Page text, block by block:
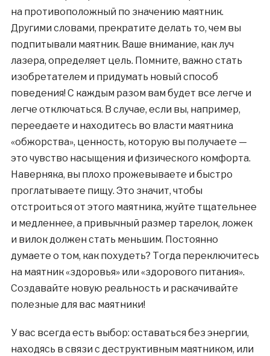
на противоположный по значению маятник.
Другими словами, прекратите делать то, чем вы
подпитывали маятник. Ваше внимание, как луч
лазера, определяет цель. Помните, важно стать
изобретателем и придумать новый способ
поведения! С каждым разом вам будет все легче и
легче отключаться. В случае, если вы, например,
переедаете и находитесь во власти маятника
«обжорства», ценность, которую вы получаете —
это чувство насыщения и физического комфорта.
Наверняка, вы плохо прожевываете и быстро
проглатываете пищу. Это значит, чтобы
отстроиться от этого маятника, жуйте тщательнее
и медленнее, а привычный размер тарелок, ложек
и вилок должен стать меньшим. Постоянно
думаете о том, как похудеть? Тогда переключитесь
на маятник «здоровья» или «здорового питания».
Создавайте новую реальность и раскачивайте
полезные для вас маятники!
У вас всегда есть выбор: оставаться без энергии,
находясь в связи с деструктивным маятником, или